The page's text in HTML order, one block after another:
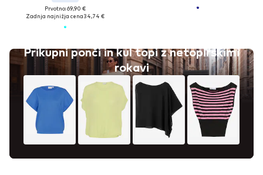
Prvotno: 69,90 €
Zadnja najnižja cena34,74 €
Prikupni ponči in kul topi z netopirskimi
rokavi